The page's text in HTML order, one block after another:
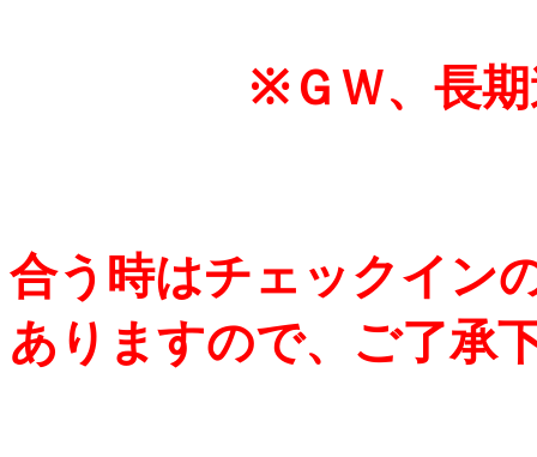
※ＧＷ、長期連
合う時はチェックイン
ありますので、ご了承